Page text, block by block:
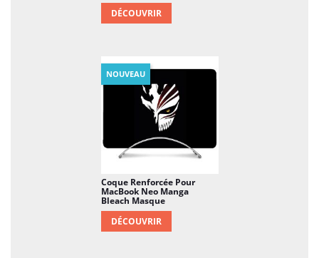
DÉCOUVRIR
Coque Renforcée Pour
MacBook Neo Manga
Bleach Masque
DÉCOUVRIR
NOUVEAU